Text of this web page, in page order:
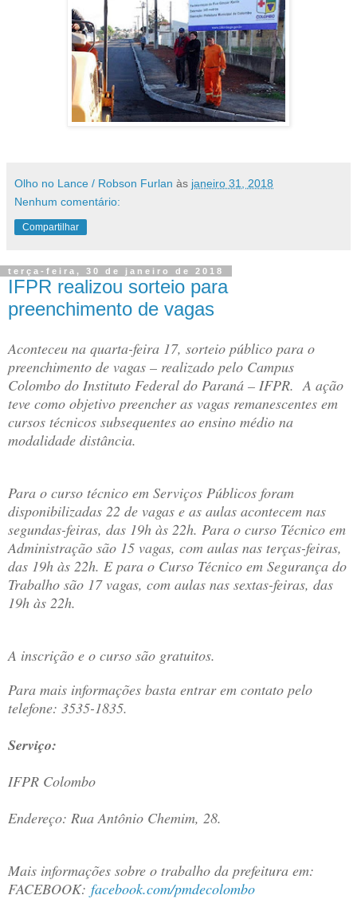
Olho no Lance / Robson Furlan às janeiro 31, 2018
Nenhum comentário:
Compartilhar
terça-feira, 30 de janeiro de 2018
IFPR realizou sorteio para
preenchimento de vagas
Aconteceu na quarta-feira 17, sorteio público para o
preenchimento de vagas – realizado pelo Campus
Colombo do Instituto Federal do Paraná – IFPR. A ação
teve como objetivo preencher as vagas remanescentes em
cursos técnicos subsequentes ao ensino médio na
modalidade distância.
Para o curso técnico em Serviços Públicos foram
disponibilizadas 22 de vagas e as aulas acontecem nas
segundas-feiras, das 19h às 22h. Para o curso Técnico em
Administração são 15 vagas, com aulas nas terças-feiras,
das 19h às 22h. E para o Curso Técnico em Segurança do
Trabalho são 17 vagas, com aulas nas sextas-feiras, das
19h às 22h.
A inscrição e o curso são gratuitos.
Para mais informações basta entrar em contato pelo
telefone: 3535-1835.
Serviço:
IFPR Colombo
Endereço: Rua Antônio Chemim, 28.
Mais informações sobre o trabalho da prefeitura em:
FACEBOOK: facebook.com/pmdecolombo